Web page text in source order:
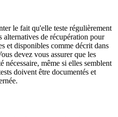
le fait qu'elle teste régulièrement
alternatives de récupération pour
et disponibles comme décrit dans
devez vous assurer que les
nécessaire, même si elles semblent
doivent être documentés et